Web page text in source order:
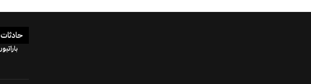
حادثات